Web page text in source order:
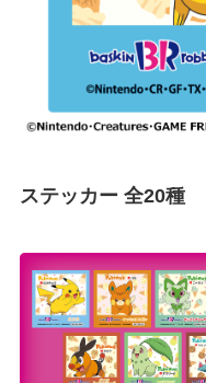
ステッカー 全20種